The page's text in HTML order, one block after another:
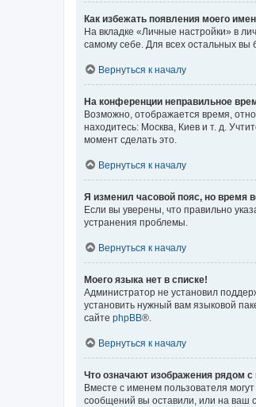
Как избежать появления моего
На вкладке «Личные настройки» в
самому себе. Для всех остальных вы
Вернуться к началу
На конференции неправильное
Возможно, отображается время,
находитесь: Москва, Киев и т. д.
момент сделать это.
Вернуться к началу
Я изменил часовой пояс, но время
Если вы уверены, что правильно
устранения проблемы.
Вернуться к началу
Моего языка нет в списке!
Администратор не установил
установить нужный вам языковой
сайте phpBB®.
Вернуться к началу
Что означают изображения рядом
Вместе с именем пользователя
сообщений вы оставили, или на ваш